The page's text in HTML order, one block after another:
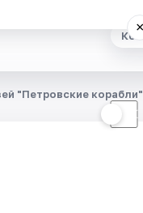
×
☾
"Петровские корабли"